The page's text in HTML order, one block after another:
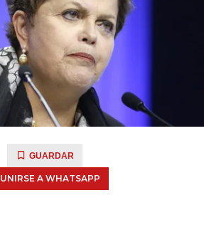
GUARDAR
UNIRSE A WHATSAPP